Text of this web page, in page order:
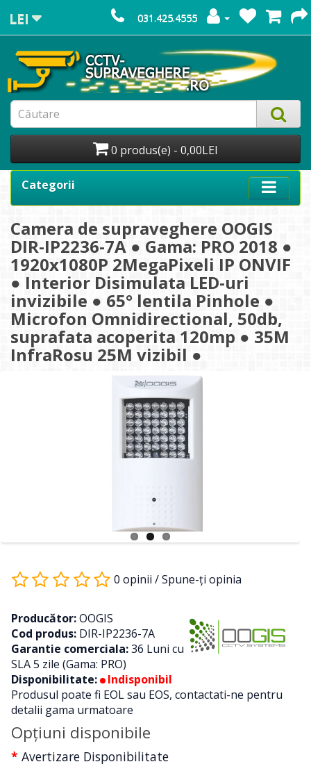
LEI 031.425.4555
0 produs(e) - 0,00LEI
Categorii
Camera de supraveghere OOGIS
DIR-IP2236-7A ● Gama: PRO 2018 ●
1920x1080P 2MegaPixeli IP ONVIF
● Interior Disimulata LED-uri
invizibile ● 65° lentila Pinhole ●
Microfon Omnidirectional, 50db,
suprafata acoperita 120mp ● 35M
InfraRosu 25M vizibil ●
0 opinii /Spune-ţi opinia
Producător:OOGIS
Cod produs: DIR-IP2236-7A
Garantie comerciala:36 Luni cu
SLA 5 zile (Gama: PRO)
Disponibilitate:
Indisponibil
Produsul poate fi EOL sau EOS, contactati-ne pentru
detalii gama urmatoare
Opţiuni disponibile
Avertizare Disponibilitate